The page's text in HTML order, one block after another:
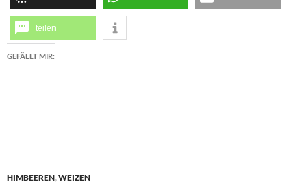
teilen
GEFÄLLT MIR:
HIMBEEREN,WEIZEN